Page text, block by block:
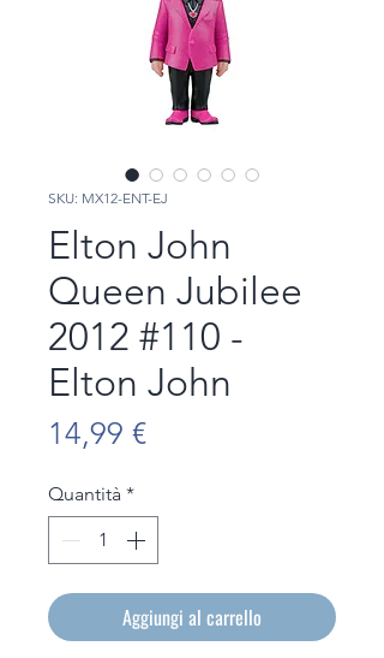
SKU: MX12-ENT-EJ
Elton John
Queen Jubilee
2012 #110 -
Elton John
14,99 €Prezzo
Quantità *
Aggiungi al carrello